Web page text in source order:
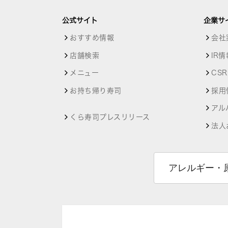
公式サイト
おすすめ情報
店舗検索
メニュー
お持ち帰り寿司
くら寿司プレスリリース
企業サ
会社
IR
採用
アル
法人
アレルギー・